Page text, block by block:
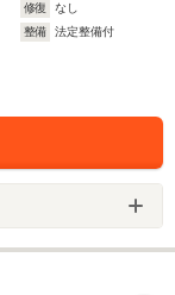
修復
なし
整備
法定整備付